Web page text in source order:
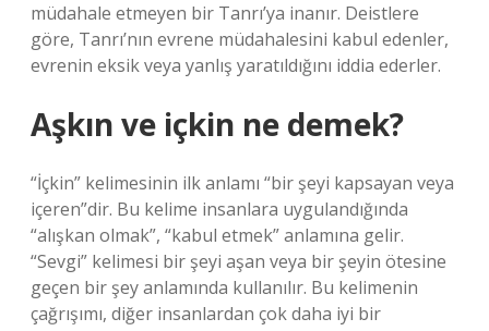
müdahale etmeyen bir Tanrı’ya inanır. Deistlere
göre, Tanrı’nın evrene müdahalesini kabul edenler,
evrenin eksik veya yanlış yaratıldığını iddia ederler.
Aşkın ve içkin ne demek?
“İçkin” kelimesinin ilk anlamı “bir şeyi kapsayan veya
içeren”dir. Bu kelime insanlara uygulandığında
“alışkan olmak”, “kabul etmek” anlamına gelir.
“Sevgi” kelimesi bir şeyi aşan veya bir şeyin ötesine
geçen bir şey anlamında kullanılır. Bu kelimenin
çağrışımı, diğer insanlardan çok daha iyi bir